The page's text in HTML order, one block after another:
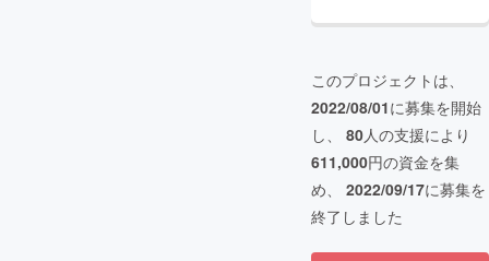
このプロジェクトは、
2022/08/01に募集を開始
し、 80人の支援により
611,000円の資金を集
め、 2022/09/17に募集を
終了しました